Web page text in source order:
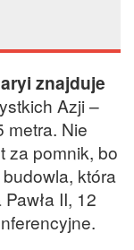
znajduje
Azji –
metra. Nie
za pomnik, bo
która
II, 12